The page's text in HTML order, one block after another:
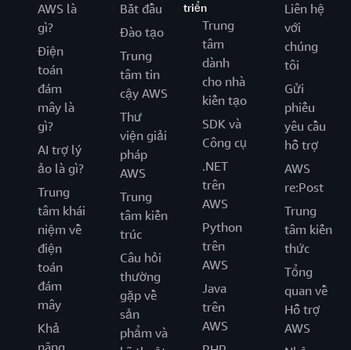
AWS là
gì?
Điện
toán
đám
mây là
gì?
AI trợ lý
ảo là gì?
Trung
tâm khái
niệm về
điện
toán
đám
mây
Khả
Bắt đầu
Đào tạo
Trung
tâm tin
cậy AWS
Thư
viện giải
pháp
AWS
Trung
tâm kiến
trúc
Câu hỏi
thường
gặp về
sản
phẩm và
triển
Trung
tâm
dành
cho nhà
kiến tạo
SDK và
Công cụ
.NET
trên
AWS
Python
trên
AWS
Java
trên
AWS
Liên hệ
với
chúng
tôi
Gửi
phiếu
yêu cầu
hỗ trợ
AWS
re:Post
Trung
tâm kiến
thức
Tổng
quan về
Hỗ trợ
AWS